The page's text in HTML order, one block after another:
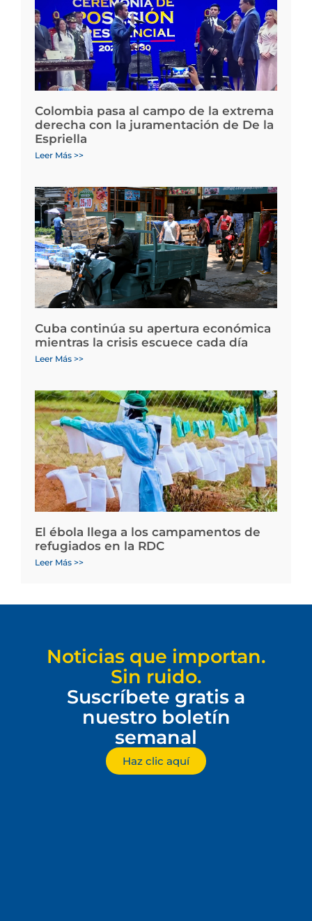
Colombia pasa al campo de la extrema
derecha con la juramentación de De la
Espriella
Leer Más >>
Cuba continúa su apertura económica
mientras la crisis escuece cada día
Leer Más >>
El ébola llega a los campamentos de
refugiados en la RDC
Leer Más >>
Noticias que importan.
Sin ruido.
Suscríbete gratis a
nuestro boletín
semanal
Haz clic aquí